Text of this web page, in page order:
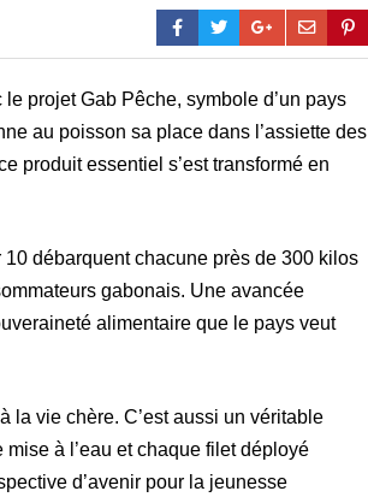
projet Gab Pêche, symbole d’un pays
au poisson sa place dans l’assiette des
produit essentiel s’est transformé en
10 débarquent chacune près de 300 kilos
gabonais. Une avancée
alimentaire que le pays veut
la vie chère. C’est aussi un véritable
à l’eau et chaque filet déployé
d’avenir pour la jeunesse